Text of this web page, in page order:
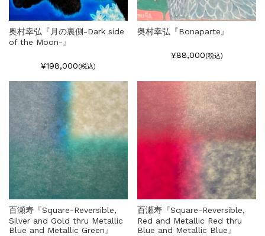
奥村幸弘『月の裏側-Dark side
of the Moon-』
¥198,000(税込)
奥村幸弘『Bonaparte』
¥88,000(税込)
百瀬寿『Square-Reversible,
Silver and Gold thru Metallic
Blue and Metallic Green』
百瀬寿『Square-Reversible,
Red and Metallic Red thru
Blue and Metallic Blue』